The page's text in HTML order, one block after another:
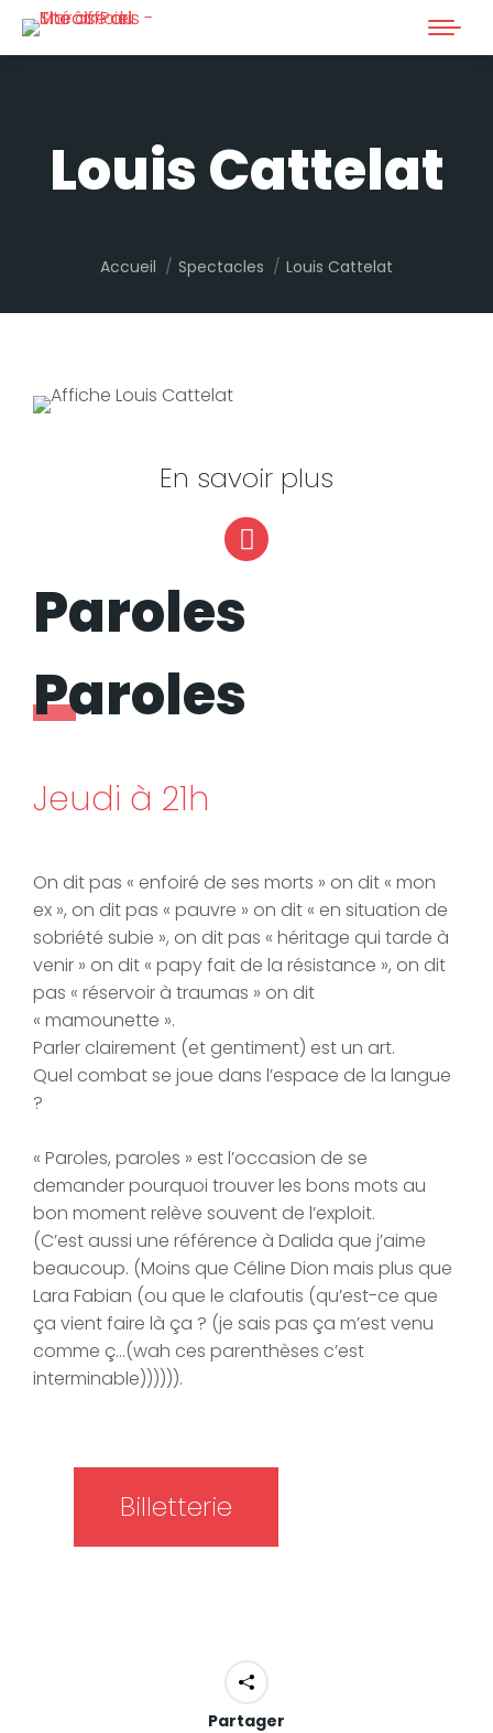
Louis Cattelat
Vous êtes ici :
Accueil Spectacles Louis Cattelat
En savoir plus
Instagram
Paroles
Paroles
Jeudi à 21h
On dit pas « enfoiré de ses morts » on dit « mon
ex », on dit pas « pauvre » on dit « en situation de
sobriété subie », on dit pas « héritage qui tarde à
venir » on dit « papy fait de la résistance », on dit
pas « réservoir à traumas » on dit
« mamounette ».
Parler clairement (et gentiment) est un art.
Quel combat se joue dans l’espace de la langue
?
« Paroles, paroles » est l’occasion de se
demander pourquoi trouver les bons mots au
bon moment relève souvent de l’exploit.
(C’est aussi une référence à Dalida que j’aime
beaucoup. (Moins que Céline Dion mais plus que
Lara Fabian (ou que le clafoutis (qu’est-ce que
ça vient faire là ça ? (je sais pas ça m’est venu
comme ç…(wah ces parenthèses c’est
interminable)))))).
Billetterie
Partager